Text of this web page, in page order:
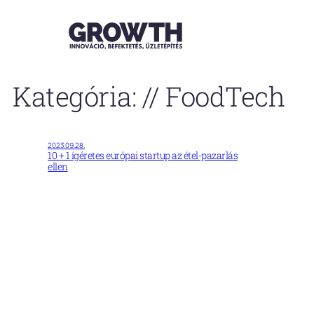
Kategória: // FoodTech
2023.09.28.
10 + 1 ígéretes európai startup az étel-pazarlás
ellen